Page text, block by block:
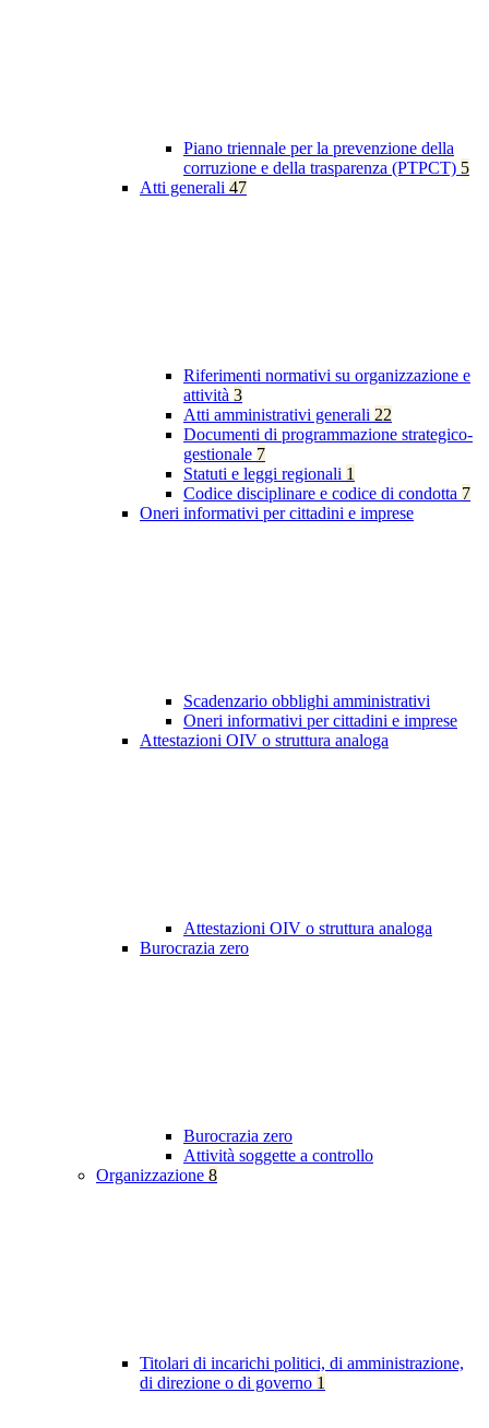
Piano triennale per la prevenzione della
corruzione e della trasparenza (PTPCT) 5
Atti generali 47
Riferimenti normativi su organizzazione e
attività 3
Atti amministrativi generali 22
Documenti di programmazione strategico-
gestionale 7
Statuti e leggi regionali 1
Codice disciplinare e codice di condotta 7
Oneri informativi per cittadini e imprese
Scadenzario obblighi amministrativi
Oneri informativi per cittadini e imprese
Attestazioni OIV o struttura analoga
Attestazioni OIV o struttura analoga
Burocrazia zero
Burocrazia zero
Attività soggette a controllo
Organizzazione 8
Titolari di incarichi politici, di amministrazione,
di direzione o di governo 1